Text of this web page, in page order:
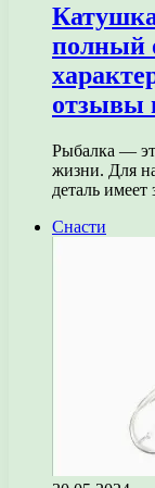
полный
отзывы
Рыбалка —
жизни. Для
деталь
Снасти